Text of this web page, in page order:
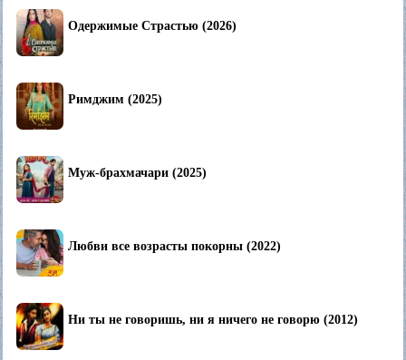
Одержимые Страстью (2026)
Римджим (2025)
Муж-брахмачари (2025)
Любви все возрасты покорны (2022)
Ни ты не говоришь, ни я ничего не говорю (2012)